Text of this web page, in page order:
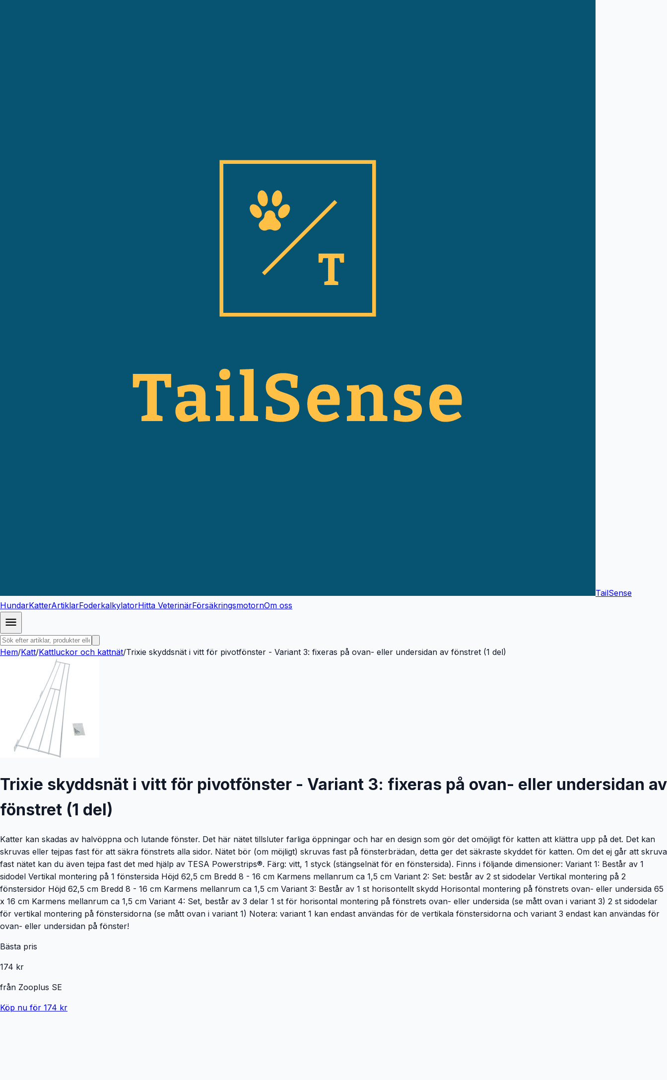
TailSense
HundarKatterArtiklarFoderkalkylatorHitta VeterinärFörsäkringsmotornOm oss
Hem/Katt/Kattluckor och kattnät/Trixie skyddsnät i vitt för pivotfönster - Variant 3: fixeras på ovan- eller undersidan av fönstret (1 del)
Trixie skyddsnät i vitt för pivotfönster - Variant 3: fixeras på ovan- eller undersidan av
fönstret (1 del)
Katter kan skadas av halvöppna och lutande fönster. Det här nätet tillsluter farliga öppningar och har en design som gör det omöjligt för katten att klättra upp på det. Det kan
skruvas eller tejpas fast för att säkra fönstrets alla sidor. Nätet bör (om möjligt) skruvas fast på fönsterbrädan, detta ger det säkraste skyddet för katten. Om det ej går att skruva
fast nätet kan du även tejpa fast det med hjälp av TESA Powerstrips®. Färg: vitt, 1 styck (stängselnät för en fönstersida). Finns i följande dimensioner: Variant 1: Består av 1
sidodel Vertikal montering på 1 fönstersida Höjd 62,5 cm Bredd 8 - 16 cm Karmens mellanrum ca 1,5 cm Variant 2: Set: består av 2 st sidodelar Vertikal montering på 2
fönstersidor Höjd 62,5 cm Bredd 8 - 16 cm Karmens mellanrum ca 1,5 cm Variant 3: Består av 1 st horisontellt skydd Horisontal montering på fönstrets ovan- eller undersida 65
x 16 cm Karmens mellanrum ca 1,5 cm Variant 4: Set, består av 3 delar 1 st för horisontal montering på fönstrets ovan- eller undersida (se mått ovan i variant 3) 2 st sidodelar
för vertikal montering på fönstersidorna (se mått ovan i variant 1) Notera: variant 1 kan endast användas för de vertikala fönstersidorna och variant 3 endast kan användas för
ovan- eller undersidan på fönster!
Bästa pris
174 kr
från Zooplus SE
Köp nu för 174 kr